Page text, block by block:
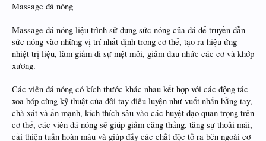
Massage đá nóng
Massage đá nóng liệu trình sử dụng sức nóng của đá để truyền dẫn
sức nóng vào những vị trí nhất định trong cơ thể, tạo ra hiệu ứng
nhiệt trị liệu, làm giảm đi sự mệt mỏi, giảm đau nhức các cơ và khớp
xương.
Các viên đá nóng có kích thước khác nhau kết hợp với các động tác
xoa bóp cùng kỹ thuật của đôi tay điêu luyện như vuốt nhấn bằng tay,
chà xát và ấn mạnh, kích thích sâu vào các huyệt đạo quan trọng trên
cơ thể, các viên đá nóng sẽ giúp giảm căng thẳng, tăng sự thoải mái,
cải thiện tuần hoàn máu và giúp đẩy các chất độc tố ra bên ngoài cơ